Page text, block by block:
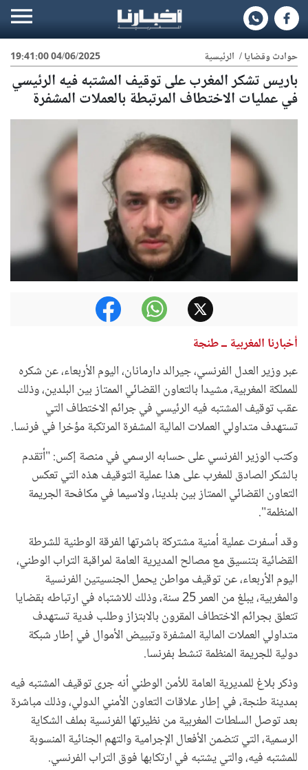
04/06/2025 19:41:00 حوادث وقضايا/ الرئيسية
باريس تشكر المغرب على توقيف المشتبه فيه الرئيسي
في عمليات الاختطاف المرتبطة بالعملات المشفرة
أخبارنا المغربية ــ طنجة
عبر وزير العدل الفرنسي، جيرالد دارمانان، اليوم الأربعاء، عن شكره
للمملكة المغربية، مشيدا بالتعاون القضائي الممتاز بين البلدين، وذلك
عقب توقيف المشتبه فيه الرئيسي في جرائم الاختطاف التي
تستهدف متداولي العملات المالية المشفرة المرتكبة مؤخرا في فرنسا.
وكتب الوزير الفرنسي على حسابه الرسمي في منصة إكس: "أتقدم
بالشكر الصادق للمغرب على هذا عملية التوقيف هذه التي تعكس
التعاون القضائي الممتاز بين بلدينا، ولاسيما في مكافحة الجريمة
المنظمة".
وقد أسفرت عملية أمنية مشتركة باشرتها الفرقة الوطنية للشرطة
القضائية بتنسيق مع مصالح المديرية العامة لمراقبة التراب الوطني،
اليوم الأربعاء، عن توقيف مواطن يحمل الجنسيتين الفرنسية
والمغربية، يبلغ من العمر 25 سنة، وذلك للاشتباه في ارتباطه بقضايا
تتعلق بجرائم الاختطاف المقرون بالابتزاز وطلب فدية تستهدف
متداولي العملات المالية المشفرة وتبييض الأموال في إطار شبكة
دولية للجريمة المنظمة تنشط بفرنسا.
وذكر بلاغ للمديرية العامة للأمن الوطني أنه جرى توقيف المشتبه فيه
بمدينة طنجة، في إطار علاقات التعاون الأمني الدولي، وذلك مباشرة
بعد توصل السلطات المغربية من نظيرتها الفرنسية بملف الشكاية
الرسمية، التي تتضمن الأفعال الإجرامية والتهم الجنائية المنسوبة
للمشتبه فيه، والتي يشتبه في ارتكابها فوق التراب الفرنسي.